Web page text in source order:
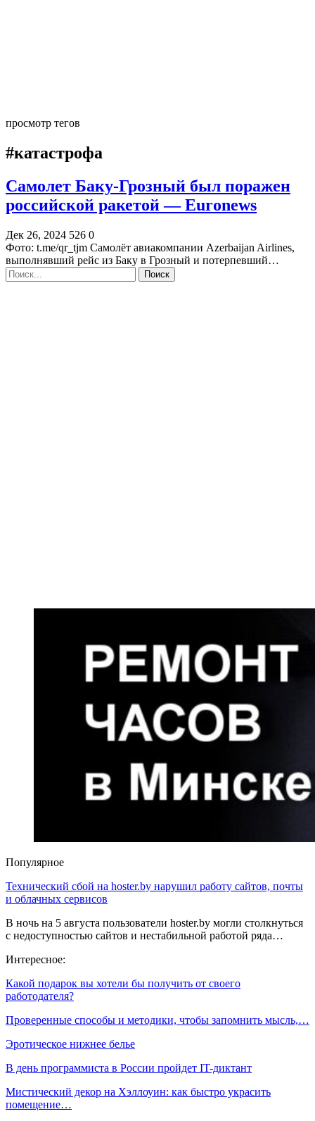
просмотр тегов
#катастрофа
Самолет Баку-Грозный был поражен
российской ракетой — Euronews
Дек 26, 2024 526 0
Фото: t.me/qr_tjm Самолёт авиакомпании Azerbaijan Airlines,
выполнявший рейс из Баку в Грозный и потерпевший…
Популярное
Технический сбой на hoster.by нарушил работу сайтов, почты
и облачных сервисов
В ночь на 5 августа пользователи hoster.by могли столкнуться
с недоступностью сайтов и нестабильной работой ряда…
Интересное:
Какой подарок вы хотели бы получить от своего
работодателя?
Проверенные способы и методики, чтобы запомнить мысль,…
Эротическое нижнее белье
В день программиста в России пройдет IT-диктант
Мистический декор на Хэллоуин: как быстро украсить
помещение…